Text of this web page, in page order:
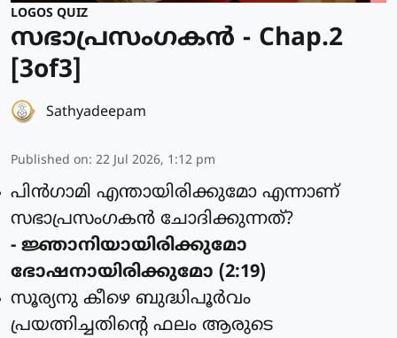
LOGOS QUIZ
സഭാപ്രസംഗകൻ - Chap.2
[3of3]
Sathyadeepam
Published on: 22 Jul 2026, 1:12 pm
പിന്‍ഗാമി എന്തായിരിക്കുമോ എന്നാണ്
സഭാപ്രസംഗകന്‍ ചോദിക്കുന്നത്?
- ജ്ഞാനിയായിരിക്കുമോ
ഭോഷനായിരിക്കുമോ (2:19)
സൂര്യനു കീഴെ ബുദ്ധിപൂര്‍വം
പ്രയത്നിച്ചതിന്റെ ഫലം ആരുടെ